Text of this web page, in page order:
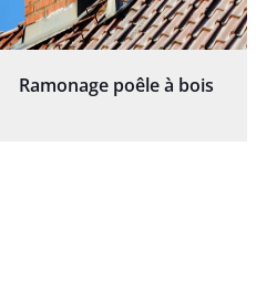
Ramonage poêle à bois